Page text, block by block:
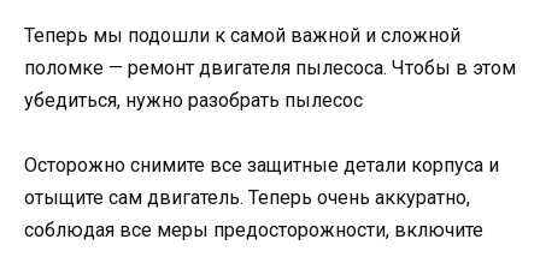
Теперь мы подошли к самой важной и сложной
поломке — ремонт двигателя пылесоса. Чтобы в этом
убедиться, нужно разобрать пылесос
Осторожно снимите все защитные детали корпуса и
отыщите сам двигатель. Теперь очень аккуратно,
соблюдая все меры предосторожности, включите